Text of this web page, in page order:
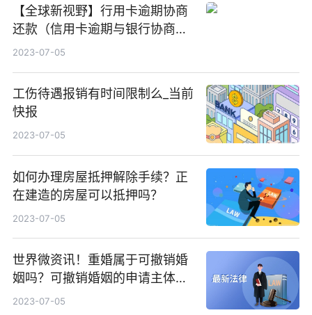
【全球新视野】行用卡逾期协商
还款（信用卡逾期与银行协商有
用吗）
2023-07-05
工伤待遇报销有时间限制么_当前
快报
2023-07-05
如何办理房屋抵押解除手续？正
在建造的房屋可以抵押吗？
2023-07-05
世界微资讯！重婚属于可撤销婚
姻吗？可撤销婚姻的申请主体是
谁？
2023-07-05